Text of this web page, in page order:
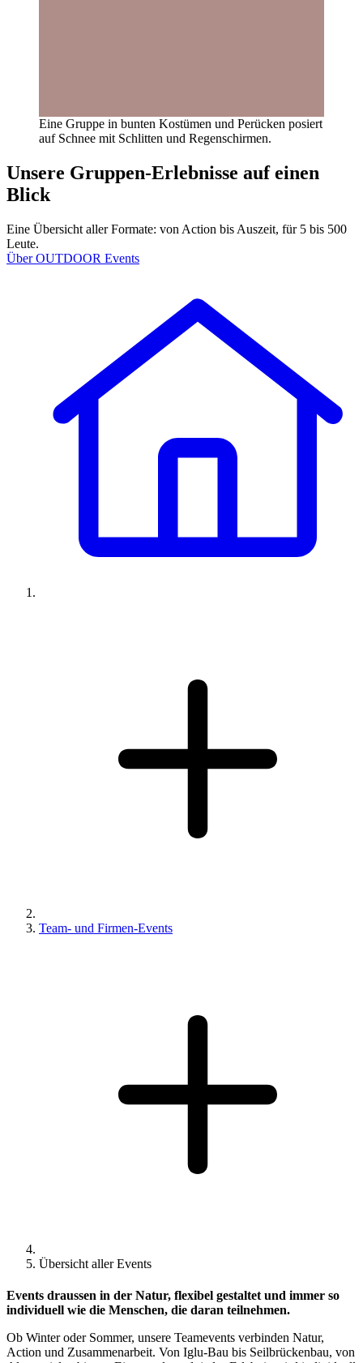
Eine Gruppe in bunten Kostümen und Perücken posiert
auf Schnee mit Schlitten und Regenschirmen.
Unsere Gruppen-Erlebnisse auf einen
Blick
Eine Übersicht aller Formate: von Action bis Auszeit, für 5 bis 500
Leute.
Über OUTDOOR Events
Team- und Firmen-Events
Übersicht aller Events
Events draussen in der Natur, flexibel gestaltet und immer so
individuell wie die Menschen, die daran teilnehmen.
Ob Winter oder Sommer, unsere Teamevents verbinden Natur,
Action und Zusammenarbeit. Von Iglu-Bau bis Seilbrückenbau, von